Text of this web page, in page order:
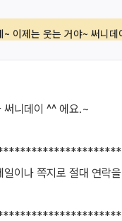
~ 이제는 웃는 거야~ 써니데
써니데이 ^^ 에요.~
이나 쪽지로 절대 연락을